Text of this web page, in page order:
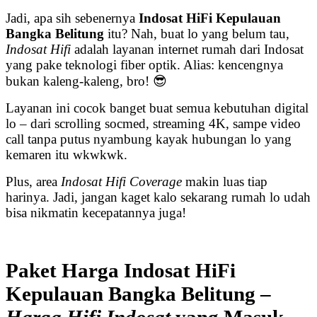
Jadi, apa sih sebenernya Indosat HiFi Kepulauan
Bangka Belitung itu? Nah, buat lo yang belum tau,
Indosat Hifi adalah layanan internet rumah dari Indosat
yang pake teknologi fiber optik. Alias: kencengnya
bukan kaleng-kaleng, bro! 😎
Layanan ini cocok banget buat semua kebutuhan digital
lo – dari scrolling socmed, streaming 4K, sampe video
call tanpa putus nyambung kayak hubungan lo yang
kemaren itu wkwkwk.
Plus, area Indosat Hifi Coverage makin luas tiap
harinya. Jadi, jangan kaget kalo sekarang rumah lo udah
bisa nikmatin kecepatannya juga!
Paket Harga Indosat HiFi
Kepulauan Bangka Belitung –